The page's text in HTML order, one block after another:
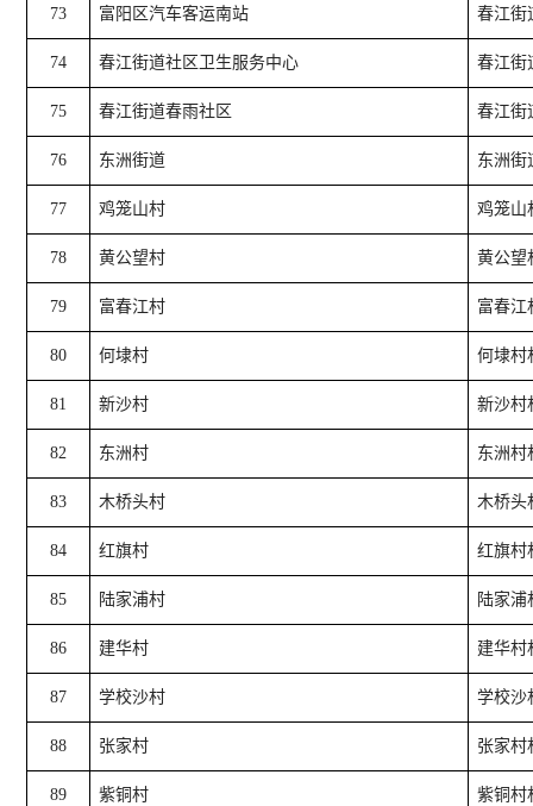
73 富阳区汽车客运南站 春江街
74 春江街道社区卫生服务中心 春江街
75 春江街道春雨社区 春江街
76 东洲街道 东洲街
77 鸡笼山村 鸡笼山
78 黄公望村 黄公望
79 富春江村 富春江
80 何埭村 何埭村
81 新沙村 新沙村
82 东洲村 东洲村
83 木桥头村 木桥头
84 红旗村 红旗村
85 陆家浦村 陆家浦
86 建华村 建华村
87 学校沙村 学校沙
88 张家村 张家村
89 紫铜村 紫铜村